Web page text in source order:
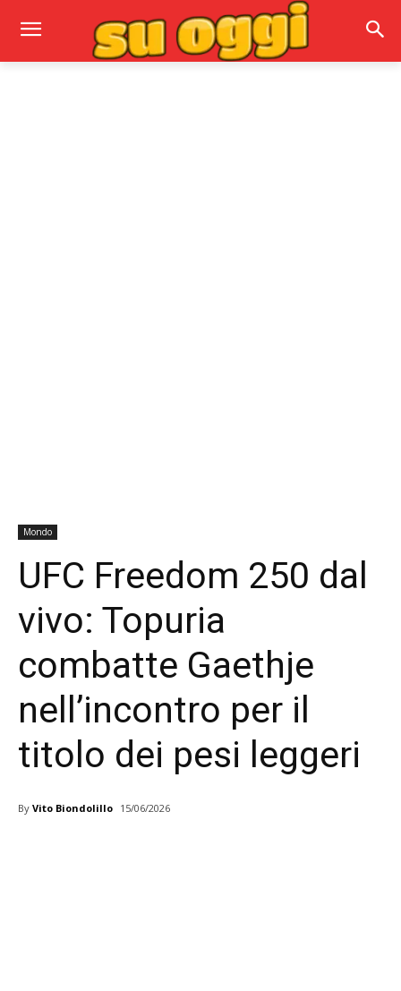
Mondo
UFC Freedom 250 dal
vivo: Topuria
combatte Gaethje
nell’incontro per il
titolo dei pesi leggeri
By Vito Biondolillo 15/06/2026